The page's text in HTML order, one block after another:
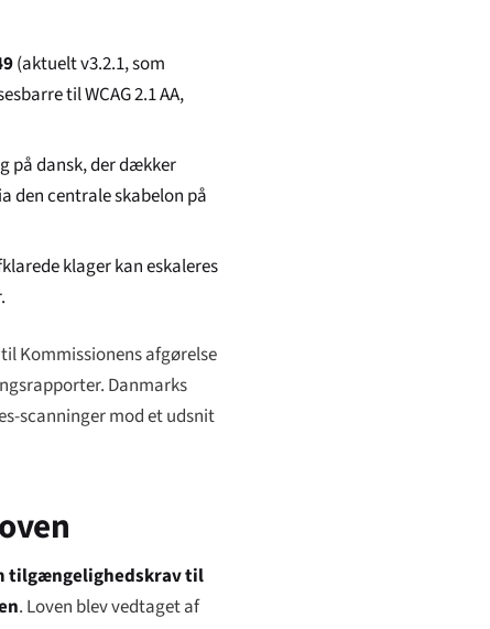
(aktuelt v3.2.1, som
til WCAG 2.1 AA,
på dansk, der dækker
den centrale skabelon på
klager kan eskaleres
Kommissionens afgørelse
Danmarks
scanninger mod et udsnit
tilgængelighedskrav til
. Loven blev vedtaget af